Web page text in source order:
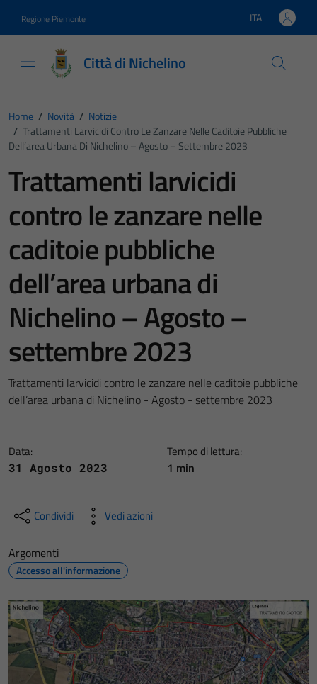
Regione Piemonte Lingua attiva:
ITA
Città di Nichelino
Home / Novità / Notizie
/ Trattamenti Larvicidi Contro Le Zanzare Nelle Caditoie Pubbliche
Dell’area Urbana Di Nichelino – Agosto – Settembre 2023
Trattamenti larvicidi
contro le zanzare nelle
caditoie pubbliche
dell’area urbana di
Nichelino – Agosto –
settembre 2023
Trattamenti larvicidi contro le zanzare nelle caditoie pubbliche
dell’area urbana di Nichelino - Agosto - settembre 2023
Data:
31 Agosto 2023
Tempo di lettura:
1 min
Condividi Vedi azioni
Argomenti
Accesso all'informazione